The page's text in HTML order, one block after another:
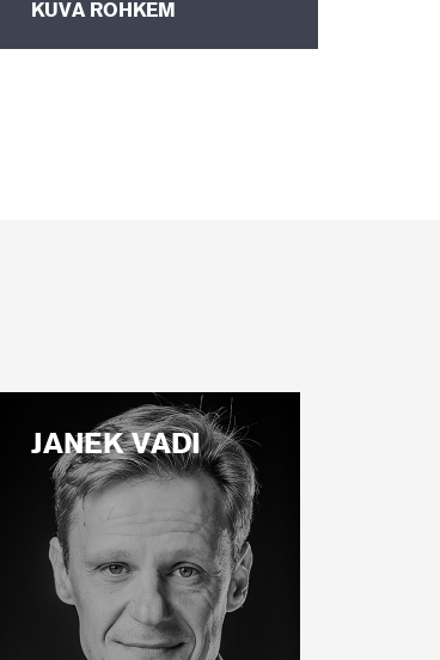
KUVA ROHKEM
JANEK VADI